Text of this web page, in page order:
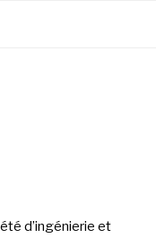
d’ingénierie et